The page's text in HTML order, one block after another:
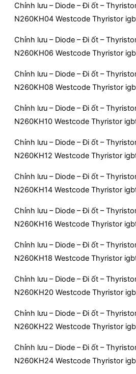
Chỉnh lưu – Diode – Đi ốt –
N260KH04 Westcode Thyristor
Chỉnh lưu – Diode – Đi ốt –
N260KH06 Westcode Thyristor
Chỉnh lưu – Diode – Đi ốt –
N260KH08 Westcode Thyristor
Chỉnh lưu – Diode – Đi ốt –
N260KH10 Westcode Thyristor
Chỉnh lưu – Diode – Đi ốt –
N260KH12 Westcode Thyristor
Chỉnh lưu – Diode – Đi ốt –
N260KH14 Westcode Thyristor
Chỉnh lưu – Diode – Đi ốt –
N260KH16 Westcode Thyristor
Chỉnh lưu – Diode – Đi ốt –
N260KH18 Westcode Thyristor
Chỉnh lưu – Diode – Đi ốt –
N260KH20 Westcode Thyristor
Chỉnh lưu – Diode – Đi ốt –
N260KH22 Westcode Thyristor
Chỉnh lưu – Diode – Đi ốt –
N260KH24 Westcode Thyristor